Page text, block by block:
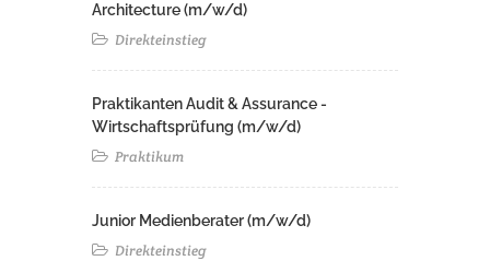
Architecture (m/w/d)​ ​
Direkteinstieg
Praktikanten Audit & Assurance -
Wirtschaftsprüfung (m/w/d)
Praktikum
Junior Medienberater (m/w/d)
Direkteinstieg